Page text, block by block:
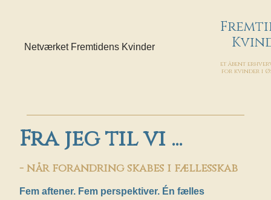
et åbent
for kvinder i
Fra jeg til vi ...
- når forandring skabes i fællesskab
Fem aftener. Fem perspektiver. Én fælles